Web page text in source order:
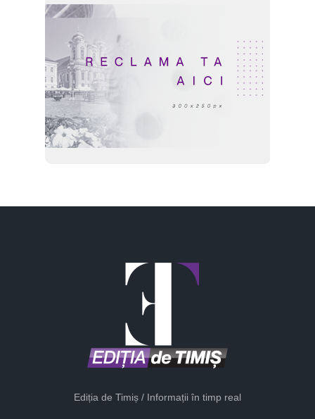
Ediția de Timiș / Informații în timp real